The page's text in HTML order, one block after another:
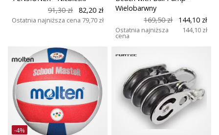
91,30 zł
82,20 zł
Ostatnia najniższa cena 79,70 zł
Wielobarwny
169,50 zł
144,10 zł
Ostatnia najniższa
cena
144,10 zł
-4%